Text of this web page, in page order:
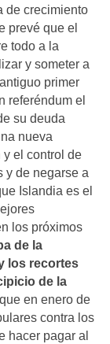
de crecimiento
prevé que el
todo a la
y someter a
primer
referéndum el
su deuda
nueva
el control de
y de negarse a
Islandia es el
los próximos
de la
los recortes
de la
en enero de
contra los
hacer pagar al